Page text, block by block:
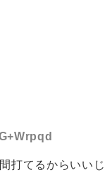
打てるからいいじ